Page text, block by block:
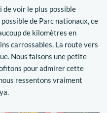
de voir le plus possible
de Parc nationaux, ce
de kilomètres en
carrossables. La route vers
Nous faisons une petite
pour admirer cette
ressentons vraiment